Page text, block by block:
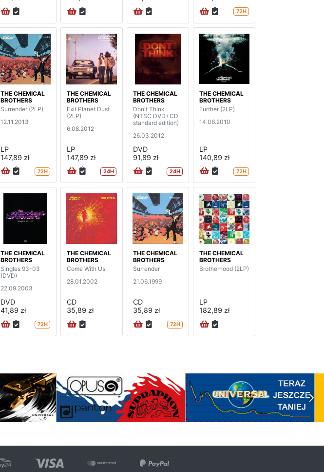
72H
THE CHEMICAL
BROTHERS
Surrender (2LP)
12.11.2013
LP
147,89 zł
72H
THE CHEMICAL
BROTHERS
Exit Planet Dust
(2LP)
6.08.2012
LP
147,89 zł
24H
THE CHEMICAL
BROTHERS
Don't Think
(NTSC DVD+CD
standard edition)
26.03.2012
DVD
91,89 zł
24H
THE CHEMICAL
BROTHERS
Further (2LP)
14.06.2010
LP
140,89 zł
72H
THE CHEMICAL
BROTHERS
Singles 93-03
(DVD)
22.09.2003
DVD
41,89 zł
72H
THE CHEMICAL
BROTHERS
Come With Us
28.01.2002
CD
35,89 zł
THE CHEMICAL
BROTHERS
Surrender
21.06.1999
CD
35,89 zł
72H
THE CHEMICAL
BROTHERS
Brotherhood (2LP)
LP
182,89 zł